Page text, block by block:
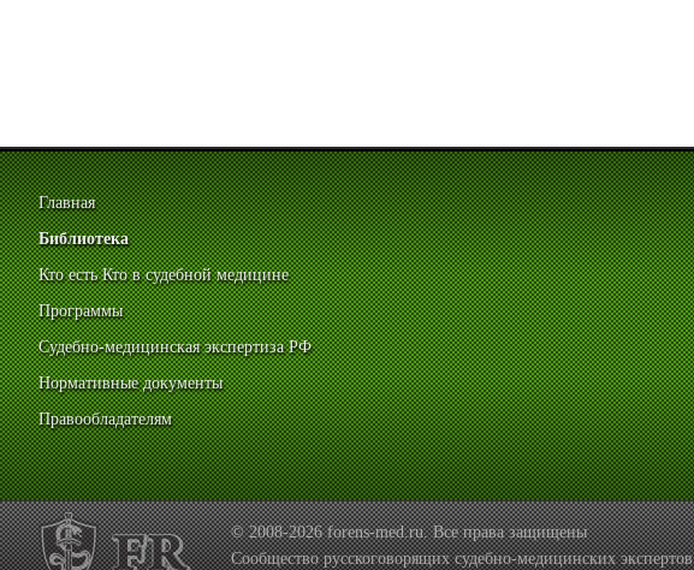
Главная
Библиотека
Кто есть Кто в судебной медицине
Программы
Судебно-медицинская экспертиза РФ
Нормативные документы
Правообладателям
© 2008-2026 forens-med.ru. Все права защищены
Сообщество русскоговорящих судебно-медицинских экспертов